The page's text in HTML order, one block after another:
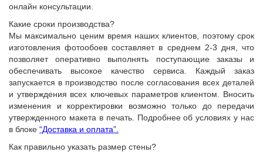
онлайн консультации.
Какие сроки производства?
Мы максимально ценим время наших клиентов, поэтому срок
изготовления фотообоев составляет в среднем 2-3 дня, что
позволяет оперативно выполнять поступающие заказы и
обеспечивать высокое качество сервиса. Каждый заказ
запускается в производство после согласования всех деталей
и утверждения всех ключевых параметров клиентом. Вносить
изменения и корректировки возможно только до передачи
утвержденного макета в печать. Подробнее об условиях у нас
в блоке “Доставка и оплата”.
Как правильно указать размер стены?